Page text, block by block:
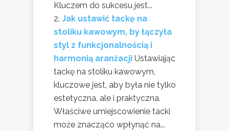
Kluczem do sukcesu jest...
Jak ustawić tackę na
stoliku kawowym, by łączyła
styl z funkcjonalnością i
harmonią aranżacji Ustawiając
tackę na stoliku kawowym,
kluczowe jest, aby była nie tylko
estetyczna, ale i praktyczna.
Właściwe umiejscowienie tacki
może znacząco wpłynąć na...